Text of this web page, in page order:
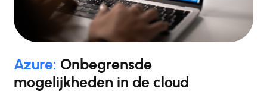
Azure: Onbegrensde
mogelijkheden in de cloud